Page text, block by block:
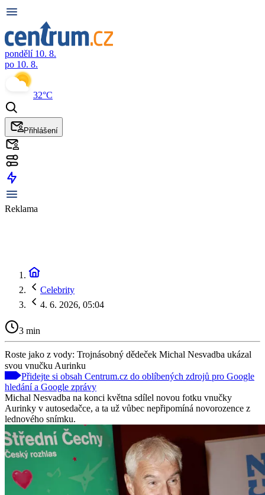
pondělí 10. 8.
po 10. 8.
32°C
Přihlášení
Reklama
Celebrity
4. 6. 2026, 05:04
3 min
Roste jako z vody: Trojnásobný dědeček Michal Nesvadba ukázal
svou vnučku Aurinku
Přidejte si obsah Centrum.cz do oblíbených zdrojů pro Google
hledání a Google zprávy
Michal Nesvadba na konci května sdílel novou fotku vnučky
Aurinky v autosedačce, a ta už vůbec nepřipomíná novorozence z
lednového snímku.